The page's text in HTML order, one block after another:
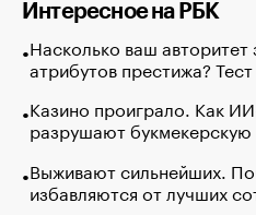
Интересное на РБК
Насколько ваш авторитет
атрибутов престижа?
Казино проиграло. Как
разрушают
Выживают сильнейших.
избавляются от лучших